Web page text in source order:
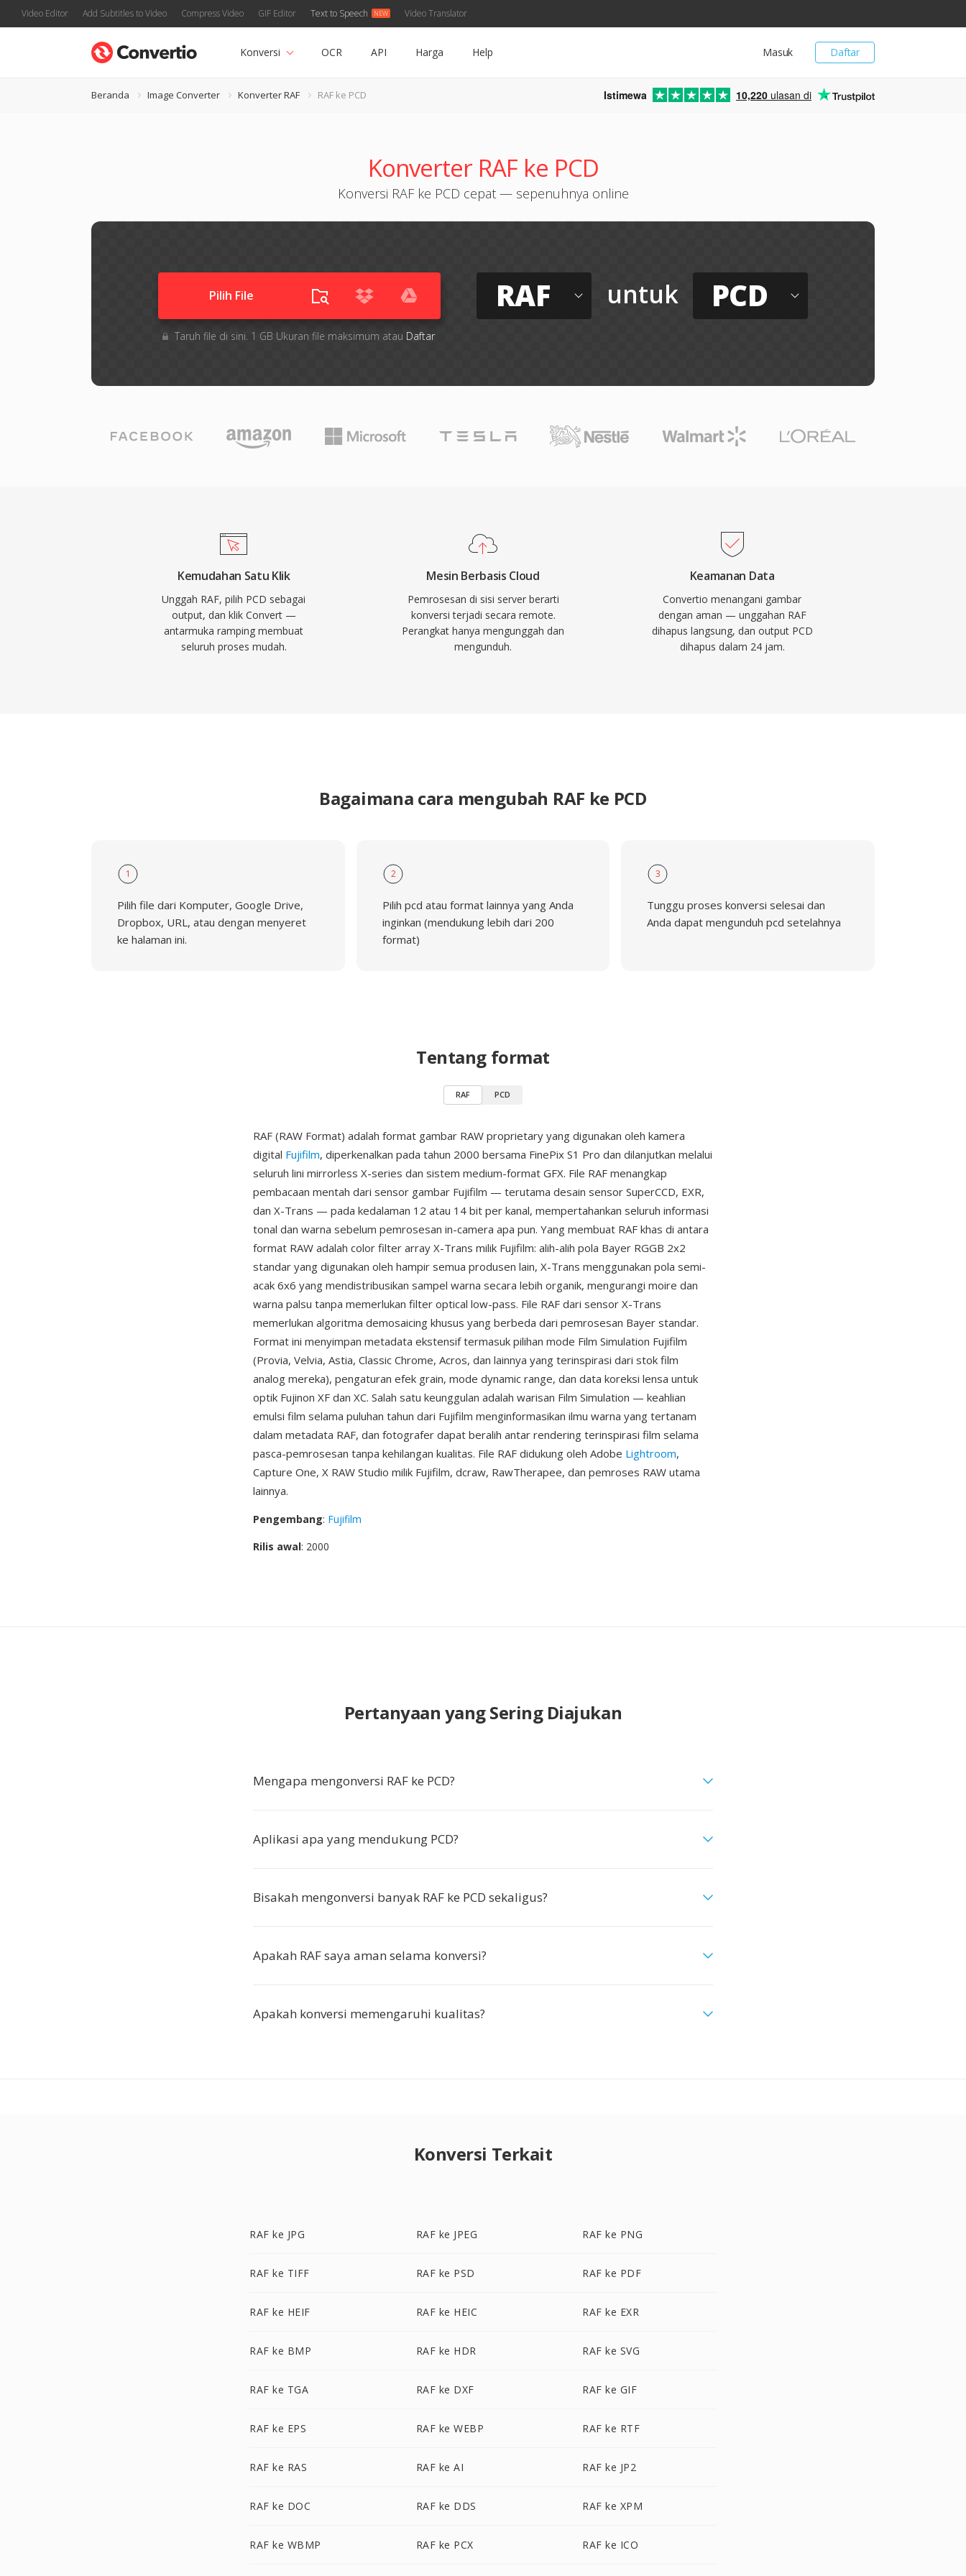
Video Editor Add Subtitles to Video Compress Video GIF Editor Text to Speech Video Translator
Daftar
Masuk
Konversi OCR API Harga Help
Beranda Image Converter Konverter RAF RAF ke PCD Istimewa 10,220 ulasan di
Konverter RAF ke PCD
Konversi RAF ke PCD cepat — sepenuhnya online
Pilih File
Taruh file di sini. 1 GB Ukuran file maksimum atau Daftar
RAF untuk PCD
Kemudahan Satu Klik
Unggah RAF, pilih PCD sebagai
output, dan klik Convert —
antarmuka ramping membuat
seluruh proses mudah.
Mesin Berbasis Cloud
Pemrosesan di sisi server berarti
konversi terjadi secara remote.
Perangkat hanya mengunggah dan
mengunduh.
Keamanan Data
Convertio menangani gambar
dengan aman — unggahan RAF
dihapus langsung, dan output PCD
dihapus dalam 24 jam.
Bagaimana cara mengubah RAF ke PCD
1
Pilih file dari Komputer, Google Drive,
Dropbox, URL, atau dengan menyeret
ke halaman ini.
2
Pilih pcd atau format lainnya yang Anda
inginkan (mendukung lebih dari 200
format)
3
Tunggu proses konversi selesai dan
Anda dapat mengunduh pcd setelahnya
Tentang format
RAF PCD
RAF (RAW Format) adalah format gambar RAW proprietary yang digunakan oleh kamera
digital Fujifilm, diperkenalkan pada tahun 2000 bersama FinePix S1 Pro dan dilanjutkan melalui
seluruh lini mirrorless X-series dan sistem medium-format GFX. File RAF menangkap
pembacaan mentah dari sensor gambar Fujifilm — terutama desain sensor SuperCCD, EXR,
dan X-Trans — pada kedalaman 12 atau 14 bit per kanal, mempertahankan seluruh informasi
tonal dan warna sebelum pemrosesan in-camera apa pun. Yang membuat RAF khas di antara
format RAW adalah color filter array X-Trans milik Fujifilm: alih-alih pola Bayer RGGB 2x2
standar yang digunakan oleh hampir semua produsen lain, X-Trans menggunakan pola semi-
acak 6x6 yang mendistribusikan sampel warna secara lebih organik, mengurangi moire dan
warna palsu tanpa memerlukan filter optical low-pass. File RAF dari sensor X-Trans
memerlukan algoritma demosaicing khusus yang berbeda dari pemrosesan Bayer standar.
Format ini menyimpan metadata ekstensif termasuk pilihan mode Film Simulation Fujifilm
(Provia, Velvia, Astia, Classic Chrome, Acros, dan lainnya yang terinspirasi dari stok film
analog mereka), pengaturan efek grain, mode dynamic range, dan data koreksi lensa untuk
optik Fujinon XF dan XC. Salah satu keunggulan adalah warisan Film Simulation — keahlian
emulsi film selama puluhan tahun dari Fujifilm menginformasikan ilmu warna yang tertanam
dalam metadata RAF, dan fotografer dapat beralih antar rendering terinspirasi film selama
pasca-pemrosesan tanpa kehilangan kualitas. File RAF didukung oleh Adobe Lightroom,
Capture One, X RAW Studio milik Fujifilm, dcraw, RawTherapee, dan pemroses RAW utama
lainnya.
Pengembang: Fujifilm
Rilis awal: 2000
Pertanyaan yang Sering Diajukan
Mengapa mengonversi RAF ke PCD?
Aplikasi apa yang mendukung PCD?
Bisakah mengonversi banyak RAF ke PCD sekaligus?
Apakah RAF saya aman selama konversi?
Apakah konversi memengaruhi kualitas?
Konversi Terkait
RAF ke JPG RAF ke JPEG RAF ke PNG
RAF ke TIFF RAF ke PSD RAF ke PDF
RAF ke HEIF RAF ke HEIC RAF ke EXR
RAF ke BMP RAF ke HDR RAF ke SVG
RAF ke TGA RAF ke DXF RAF ke GIF
RAF ke EPS RAF ke WEBP RAF ke RTF
RAF ke RAS RAF ke AI RAF ke JP2
RAF ke DOC RAF ke DDS RAF ke XPM
RAF ke WBMP RAF ke PCX RAF ke ICO